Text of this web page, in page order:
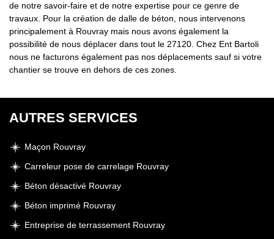
de notre savoir-faire et de notre expertise pour ce genre de
travaux. Pour la création de dalle de béton, nous intervenons
principalement à Rouvray mais nous avons également la
possibilité de nous déplacer dans tout le 27120. Chez Ent Bartoli
nous ne facturons également pas nos déplacements sauf si votre
chantier se trouve en dehors de ces zones.
AUTRES SERVICES
Maçon Rouvray
Carreleur pose de carrelage Rouvray
Béton désactivé Rouvray
Béton imprimé Rouvray
Entreprise de terrassement Rouvray